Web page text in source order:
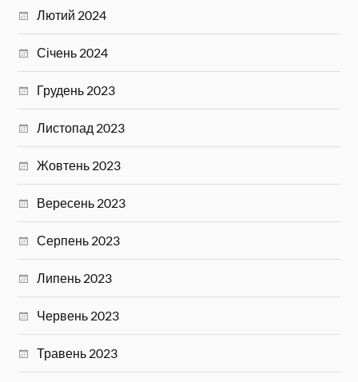
Лютий 2024
Січень 2024
Грудень 2023
Листопад 2023
Жовтень 2023
Вересень 2023
Серпень 2023
Липень 2023
Червень 2023
Травень 2023